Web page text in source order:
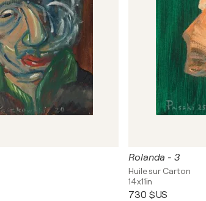
Rolanda - 3
Huile sur Carton
14x11in
730 $US